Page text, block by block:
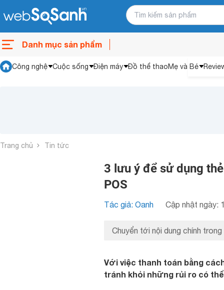
Danh mục sản phẩm
Công nghệ Cuộc sống Điện máy Đồ thể thaoMẹ và Bé
Trang chủ Tin tức
3 lưu ý để sử dụng
POS
Tác giả: Oanh Cập nhật ngày:
Chuyển tới nội dung chính trong
Với việc thanh toán bằng
tránh khỏi những rủi ro có